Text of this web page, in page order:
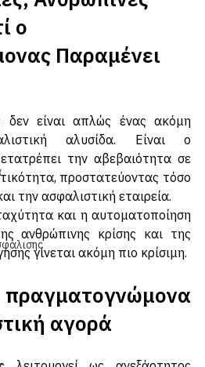
Ανθρώπινες
ο
Παραμένει
από 5 αστέρια.
δεν είναι απλώς ένας ακόμη
αλυσίδα. Είναι ο
την αβεβαιότητα σε
προστατεύοντας τόσο
την ασφαλιστική εταιρεία.
και η αυτοματοποίηση
ανθρώπινης κρίσης και της
γίνεται ακόμη πιο κρίσιμη.
αγορά